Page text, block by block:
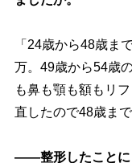
「24歳から48歳ま
万。49歳から54歳
も鼻も顎も額もリ
直したので48歳ま
――整形したことに